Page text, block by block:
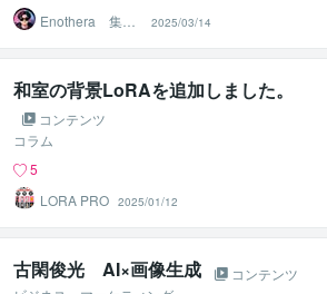
Enothera 集客
→販売の導線設
計者
2025/03/14
和室の背景LoRAを追加しました。
コンテンツ
コラム
5
LORA PRO 2025/01/12
古閑俊光 AI×画像生成
コンテンツ